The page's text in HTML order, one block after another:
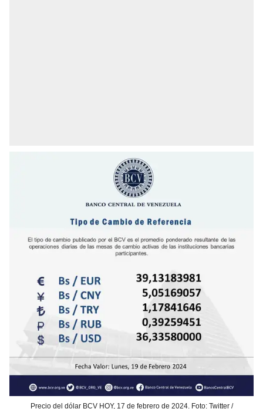
Precio del dólar BCV HOY, 17 de febrero de 2024. Foto: Twitter /